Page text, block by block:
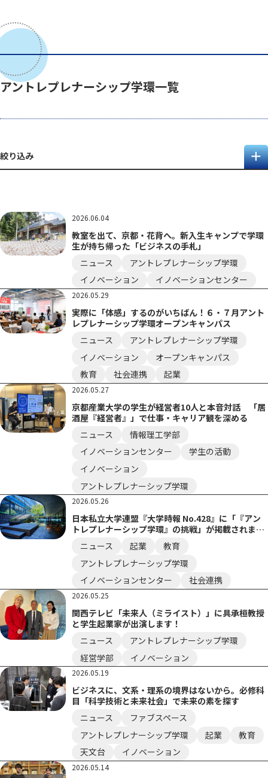
アントレプレナーシップ学環一覧
絞り込み
2026.06.04
教室を出て、京都・花背へ。新入生キャンプで学環
生が持ち帰った「ビジネスの手札」
ニュース
アントレプレナーシップ学環
イノベーション
イノベーションセンター
2026.05.29
実際に「体感」するのがいちばん！６・７月アント
レプレナーシップ学環オープンキャンパス
ニュース
アントレプレナーシップ学環
イノベーション
オープンキャンパス
教育
社会連携 起業
2026.05.27
京都産業大学の学生が経営者10人と本音対話 「居
酒屋『経営者』」で仕事・キャリア観を深める
ニュース
情報理工学部
イノベーションセンター
学生の活動
イノベーション
アントレプレナーシップ学環
2026.05.26
日本私立大学連盟『大学時報 No.428』に「『アン
トレプレナーシップ学環』の挑戦」が掲載されまし
ニュース 起業
教育
アントレプレナーシップ学環
イノベーションセンター
社会連携
2026.05.25
関西テレビ「未来人（ミライスト）」に具承桓教授
と学生起業家が出演します！
ニュース
アントレプレナーシップ学環
経営学部
イノベーション
2026.05.19
ビジネスに、文系・理系の境界はないから。必修科
目「科学技術と未来社会」で未来の素を探す
ニュース
ファブスペース
アントレプレナーシップ学環
起業
教育
天文台
イノベーション
2026.05.14